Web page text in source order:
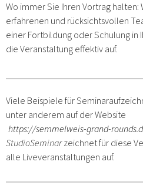
Wo immer Sie Ihren Vortrag
erfahrenen und rücksichtsvollen
einer Fortbildung oder Schulung in
die Veranstaltung effektiv auf.
Viele Beispiele für
unter anderem auf der Website
https://semmelweis-grand-
StudioSeminarzeichnet für diese
alle Liveveranstaltungen auf.